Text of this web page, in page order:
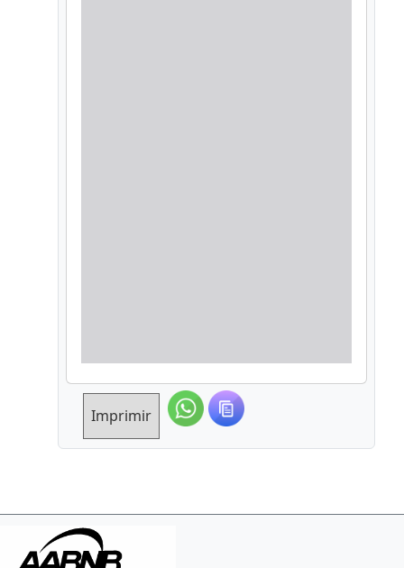
Imprimir